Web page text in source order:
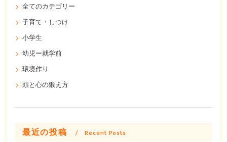
全てのカテゴリー
子育て・しつけ
小学生
幼児ー就学前
環境作り
頭と心の鍛え方
最近の投稿 Recent Posts